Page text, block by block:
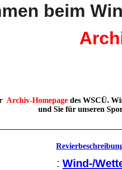
beim
Archiv-Homepage des WSCÜ.
und Sie für unseren
: Wind-/